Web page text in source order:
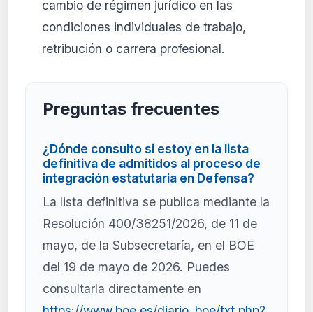
cambio de régimen jurídico en las
condiciones individuales de trabajo,
retribución o carrera profesional.
Preguntas frecuentes
¿Dónde consulto si estoy en la lista
definitiva de admitidos al proceso de
integración estatutaria en Defensa?
La lista definitiva se publica mediante la
Resolución 400/38251/2026, de 11 de
mayo, de la Subsecretaría, en el BOE
del 19 de mayo de 2026. Puedes
consultarla directamente en